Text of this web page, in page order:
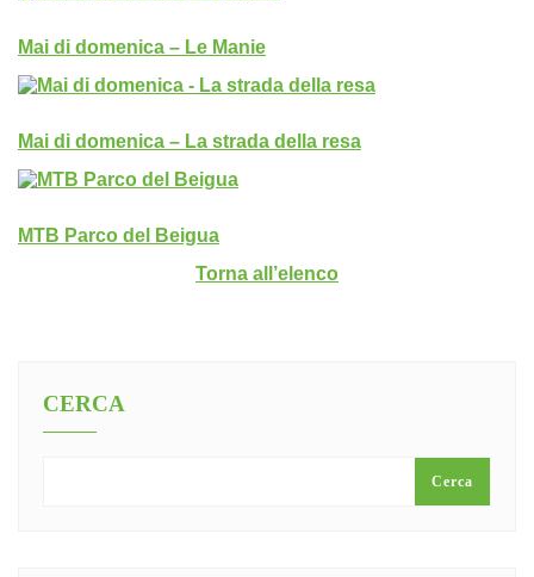
Mai di domenica – Le Manie
Mai di domenica – La strada della resa
MTB Parco del Beigua
Torna all’elenco
CERCA
Cerca